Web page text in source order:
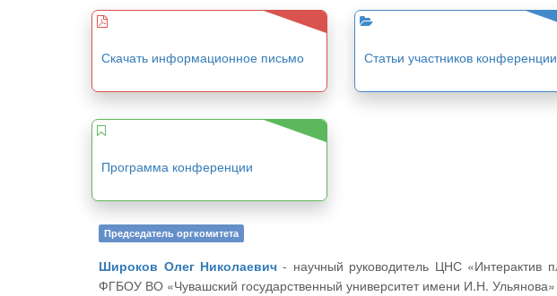
Скачать информационное письмо Статьи участников конференции
Программа конференции
Председатель оргкомитета
Широков Олег Николаевич
ФГБОУ ВО «Чувашский государственный университет имени И.Н. Ульянова»